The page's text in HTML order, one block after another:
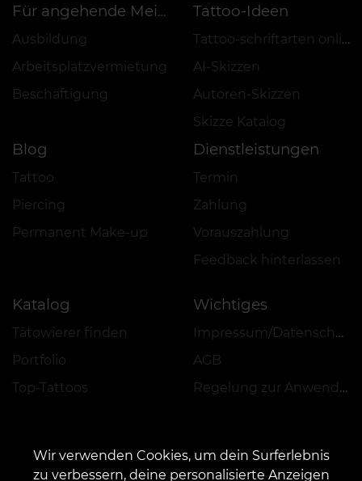
Für angehende Meister
Ausbildung
Arbeitsplatzvermietung
Beschäftigung
Tattoo-Ideen
Tattoo-schriftarten online
AI-Skizzen
Autoren-Skizzen
Skizze Katalog
Blog
Tattoo
Piercing
Permanent Make-up
Dienstleistungen
Termin
Zahlung
Vorauszahlung
Feedback hinterlassen
Katalog
Tätowierer finden
Portfolio
Top-Tattoos
Wichtiges
Impressum/Datenschutz
AGB
Regelung zur Anwendung von Aktionen, Rabatten und VEAN COINS
Wir verwenden Cookies, um dein Surferlebnis
zu verbessern, deine personalisierte Anzeigen